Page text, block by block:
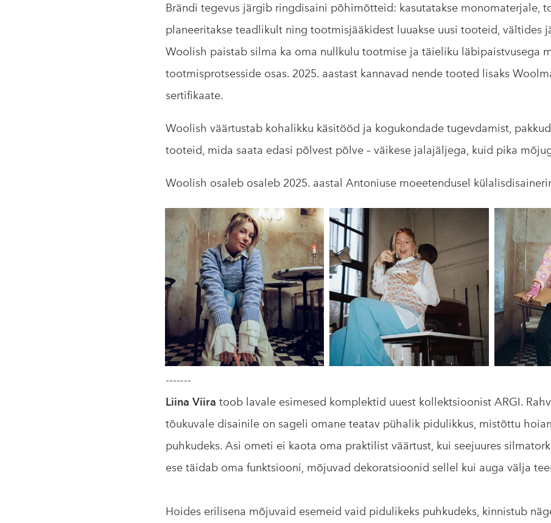
Brändi tegevus järgib ringdisaini põhimõtteid: kasutatakse monomaterjale,
planeeritakse teadlikult ning tootmisjääkidest luuakse uusi tooteid, vältides
Woolish paistab silma ka oma nullkulu tootmise ja täieliku läbipaistvusega
tootmisprotsesside osas. 2025. aastast kannavad nende tooted lisaks
sertifikaate.
Woolish väärtustab kohalikku käsitööd ja kogukondade tugevdamist,
tooteid, mida saata edasi põlvest põlve – väikese jalajäljega, kuid pika
Woolish osaleb osaleb 2025. aastal Antoniuse moeetendusel
-------
Liina Viira toob lavale esimesed komplektid uuest kollektsioonist ARGI.
tõukuvale disainile on sageli omane teatav pühalik pidulikkus, mistõttu
puhkudeks. Asi ometi ei kaota oma praktilist väärtust, kui seejuures
ese täidab oma funktsiooni, mõjuvad dekoratsioonid sellel kui auga välja
Hoides erilisena mõjuvaid esemeid vaid pidulikeks puhkudeks, kinnistub